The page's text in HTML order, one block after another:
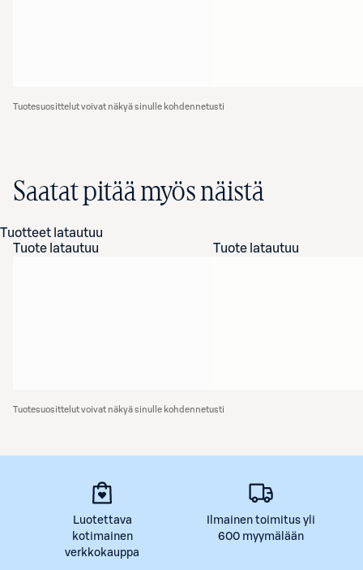
Tuotesuosittelut voivat näkyä sinulle kohdennetusti
Saatat pitää myös näistä
Tuotteet latautuu
Tuote latautuu
Tuote latautuu
Tuotesuosittelut voivat näkyä sinulle kohdennetusti
Luotettava
kotimainen
verkkokauppa
Ilmainen toimitus yli
600 myymälään